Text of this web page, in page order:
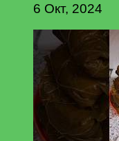
6 Окт, 2024